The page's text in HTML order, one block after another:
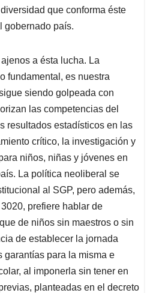
que conforma éste
gobernado país.
a ésta lucha. La
fundamental, es nuestra
siendo golpeada con
las competencias del
resultados estadísticos en las
crítico, la investigación y
niños, niñas y jóvenes en
La política neoliberal se
al SGP, pero además,
prefiere hablar de
de niños sin maestros o sin
de establecer la jornada
garantías para la misma e
al imponerla sin tener en
planteadas en el decreto